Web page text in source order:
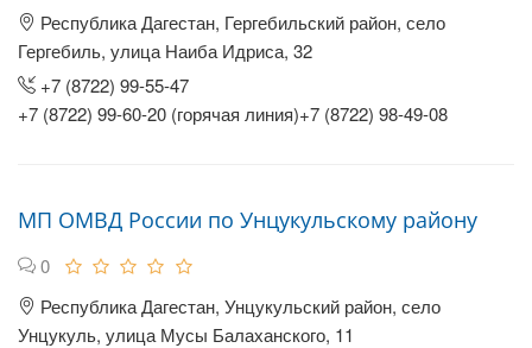
Республика Дагестан, Гергебильский район, село
Гергебиль, улица Наиба Идриса, 32
+7 (8722) 99-55-47
+7 (8722) 99-60-20 (горячая линия)+7 (8722) 98-49-08
МП ОМВД России по Унцукульскому району
0
Республика Дагестан, Унцукульский район, село
Унцукуль, улица Мусы Балаханского, 11